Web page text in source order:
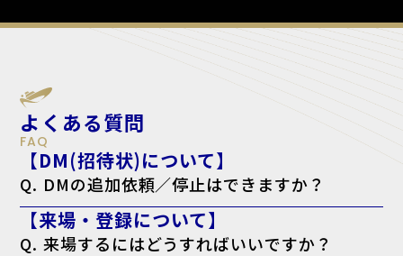
よくある質問
FAQ
【DM(招待状)について】
Q. DMの追加依頼／停止はできますか？
追加依頼の方はこちら
停止の方こちら
【来場・登録について】
Q. 来場するにはどうすればいいですか？